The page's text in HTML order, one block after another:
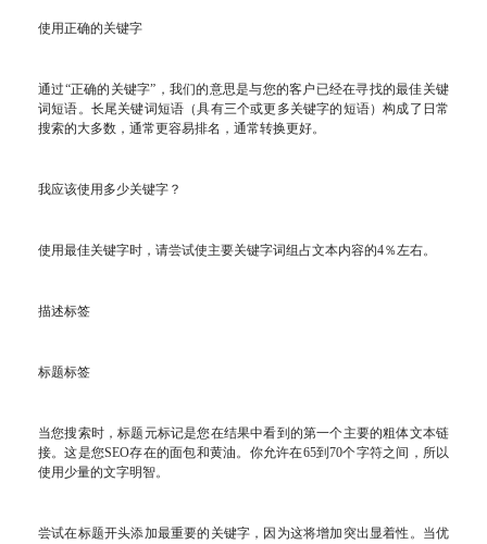
使用正确的关键字
通过“正确的关键字”，我们的意思是与您的客户已经在寻找的最佳关键
词短语。长尾关键词短语（具有三个或更多关键字的短语）构成了日常
搜索的大多数，通常更容易排名，通常转换更好。
我应该使用多少关键字？
使用最佳关键字时，请尝试使主要关键字词组占文本内容的4％左右。
描述标签
标题标签
当您搜索时，标题元标记是您在结果中看到的第一个主要的粗体文本链
接。这是您SEO存在的面包和黄油。你允许在65到70个字符之间，所以
使用少量的文字明智。
尝试在标题开头添加最重要的关键字，因为这将增加突出显着性。当优